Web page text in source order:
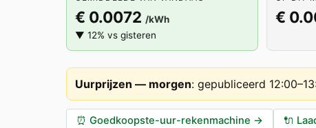
€ 0.0072 /kWh
▼ 12% vs gisteren
€
Uurprijzen — morgen: gepubliceerd
⏰ Goedkoopste-uur-rekenmachine → 🔌